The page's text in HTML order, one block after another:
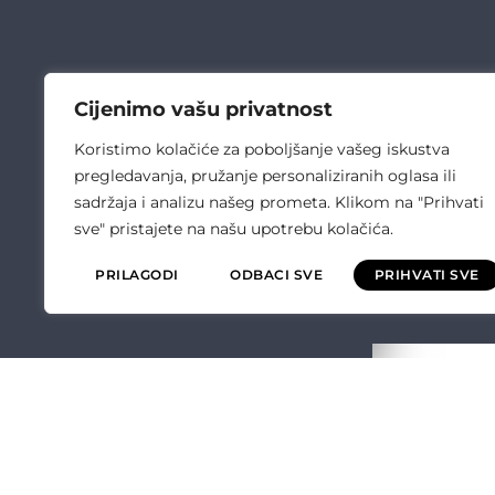
Cijenimo vašu privatnost
Koristimo kolačiće za poboljšanje vašeg iskustva
pregledavanja, pružanje personaliziranih oglasa ili
sadržaja i analizu našeg prometa. Klikom na "Prihvati
sve" pristajete na našu upotrebu kolačića.
PRILAGODI ODBACI SVE PRIHVATI SVE